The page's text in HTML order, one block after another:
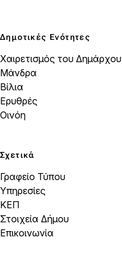
Δημοτικές Ενότητες
Χαιρετισμός του Δημάρχου
Μάνδρα
Βίλια
Ερυθρές
Οινόη
Σχετικά
Γραφείο Τύπου
Υπηρεσίες
ΚΕΠ
Στοιχεία Δήμου
Επικοινωνία